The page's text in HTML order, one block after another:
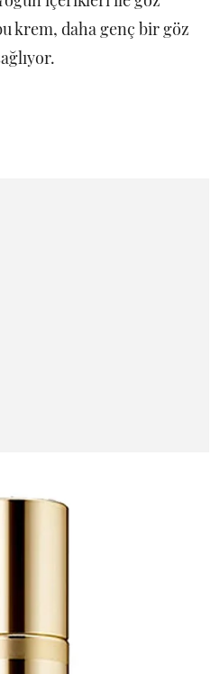
krem, daha genç bir göz